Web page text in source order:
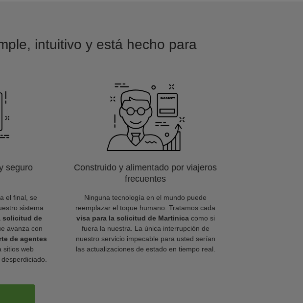
intuitivo y está hecho para
seguro
el final, se
sistema
solicitud de
avanza con
de agentes
sitios web
Construido y alimentado por viajeros
frecuentes
Ninguna tecnología en el mundo puede
reemplazar el toque humano. Tratamos cada
visa para la solicitud de Martinicacomo si
fuera la nuestra. La única interrupción de
nuestro servicio impecable para usted serían
las actualizaciones de estado en tiempo real.